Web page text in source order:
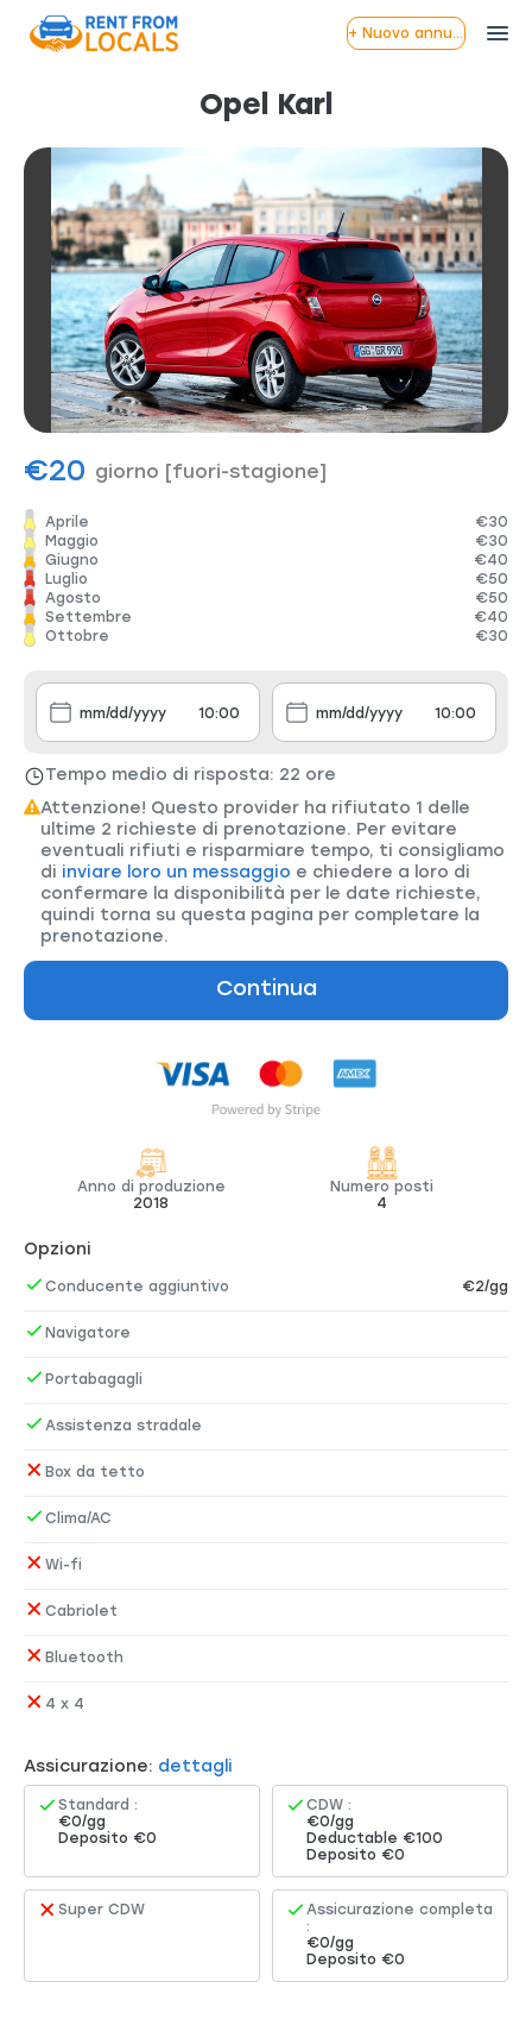
+ Nuovo annuncio
Opel Karl
Anno di produzione
2018
Numero posti
4
Opzioni
Conducente aggiuntivo €2/gg
Navigatore
Portabagagli
Assistenza stradale
Box da tetto
Clima/AC
Wi-fi
Cabriolet
Bluetooth
4 x 4
Assicurazione: dettagli
Standard :
€0/gg
Deposito €0
CDW :
€0/gg
Deductable €100
Deposito €0
Super CDW
Assicurazione completa
:
€0/gg
Deposito €0
€20 giorno [fuori-stagione]
Aprile
€30
Maggio
€30
Giugno
€40
Luglio
€50
Agosto
€50
Settembre
€40
Ottobre
€30
Tempo medio di risposta: 22 ore
Attenzione! Questo provider ha rifiutato 1 delle
ultime 2 richieste di prenotazione. Per evitare
eventuali rifiuti e risparmiare tempo, ti consigliamo
di inviare loro un messaggio e chiedere a loro di
confermare la disponibilità per le date richieste,
quindi torna su questa pagina per completare la
prenotazione.
Continua